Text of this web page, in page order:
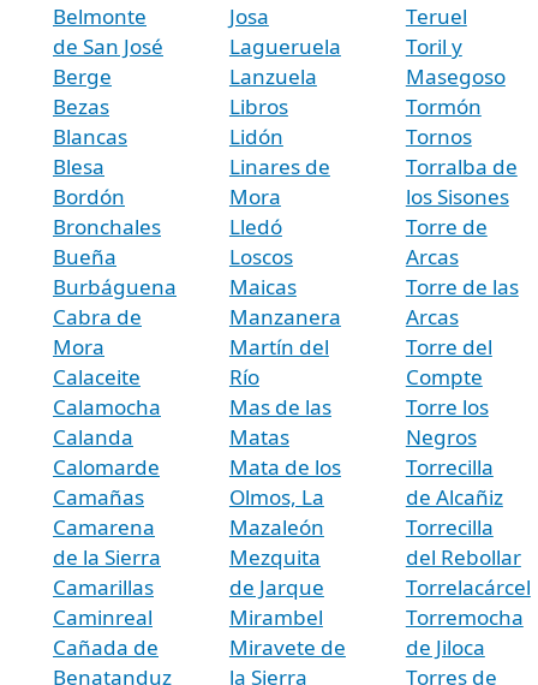
Belmonte
de San José
Berge
Bezas
Blancas
Blesa
Bordón
Bronchales
Bueña
Burbáguena
Cabra de
Mora
Calaceite
Calamocha
Calanda
Calomarde
Camañas
Camarena
de la Sierra
Camarillas
Caminreal
Cañada de
Benatanduz
Josa
Lagueruela
Lanzuela
Libros
Lidón
Linares de
Mora
Lledó
Loscos
Maicas
Manzanera
Martín del
Río
Mas de las
Matas
Mata de los
Olmos, La
Mazaleón
Mezquita
de Jarque
Mirambel
Miravete de
la Sierra
Teruel
Toril y
Masegoso
Tormón
Tornos
Torralba de
los Sisones
Torre de
Arcas
Torre de las
Arcas
Torre del
Compte
Torre los
Negros
Torrecilla
de Alcañiz
Torrecilla
del Rebollar
Torrelacárcel
Torremocha
de Jiloca
Torres de